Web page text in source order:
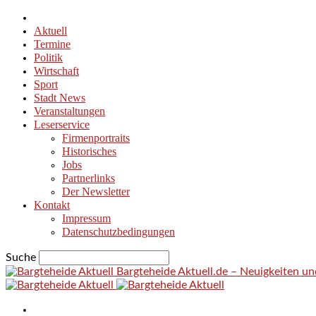
Aktuell
Termine
Politik
Wirtschaft
Sport
Stadt News
Veranstaltungen
Leserservice
Firmenportraits
Historisches
Jobs
Partnerlinks
Der Newsletter
Kontakt
Impressum
Datenschutzbedingungen
Suche
Bargteheide Aktuell.de – Neuigkeiten